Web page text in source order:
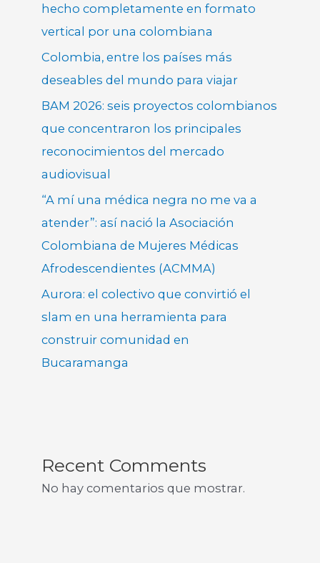
hecho completamente en formato
vertical por una colombiana
Colombia, entre los países más
deseables del mundo para viajar
BAM 2026: seis proyectos colombianos
que concentraron los principales
reconocimientos del mercado
audiovisual
“A mí una médica negra no me va a
atender”: así nació la Asociación
Colombiana de Mujeres Médicas
Afrodescendientes (ACMMA)
Aurora: el colectivo que convirtió el
slam en una herramienta para
construir comunidad en
Bucaramanga
Recent Comments
No hay comentarios que mostrar.